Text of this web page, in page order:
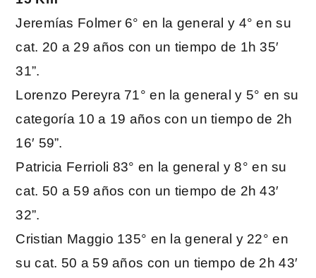
Jeremías Folmer 6° en la general y 4° en su
cat. 20 a 29 años con un tiempo de 1h 35′
31”.
Lorenzo Pereyra 71° en la general y 5° en su
categoría 10 a 19 años con un tiempo de 2h
16′ 59”.
Patricia Ferrioli 83° en la general y 8° en su
cat. 50 a 59 años con un tiempo de 2h 43′
32”.
Cristian Maggio 135° en la general y 22° en
su cat. 50 a 59 años con un tiempo de 2h 43′